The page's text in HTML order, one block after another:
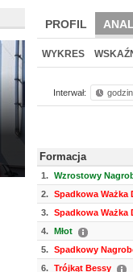
PROFIL
BR LAB
WYKRES
Interwał:
Formacja
1. Wzrostowy
2. Spadkowa Ważka
3. Spadkowa Ważka
4. Młot
5. Spadkowy
6. Trójkąt Bessy